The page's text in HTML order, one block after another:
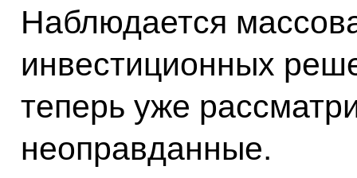
Наблюдается
инвестиционных
теперь уже
неоправданные.